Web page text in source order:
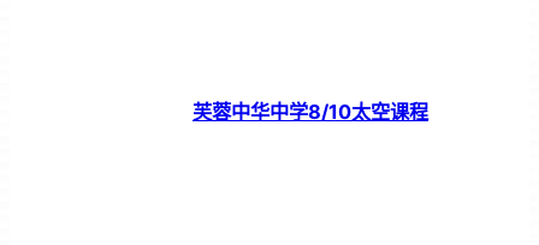
芙蓉中华中学8/10太空课程